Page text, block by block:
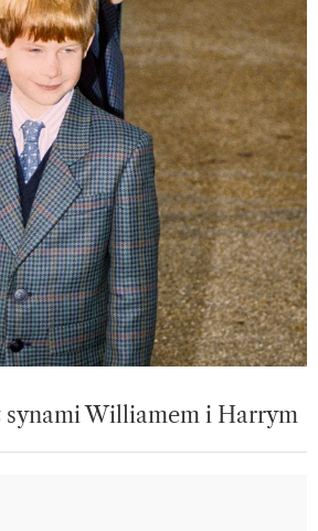
synami Williamem i Harrym